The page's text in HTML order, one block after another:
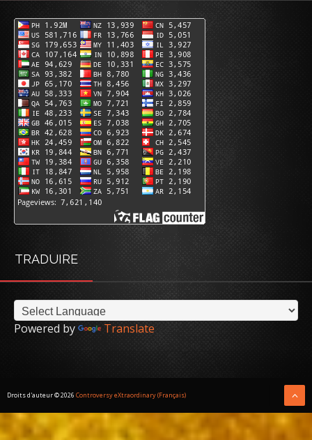
TRADUIRE
Powered by Translate
Droits d'auteur ©2026 Controversy eXtraordinary (Français)